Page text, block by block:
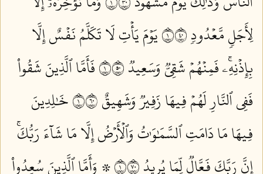
لِأَجَلٖ مَّعۡدُودٖ ١٠٤
يَوۡمَ يَأۡتِ لَا تَكَلَّمُ نَفۡسٌ إِلَّا
بِإِذۡنِهِۦۚ فَمِنۡهُمۡ شَقِيّٞ وَسَعِيدٞ ١٠٥
فَأَمَّا ٱلَّذِينَ شَقُواْ
فَفِي ٱلنَّارِ لَهُمۡ فِيهَا زَفِيرٞ وَشَهِيقٌ ١٠٦
خَٰلِدِينَ
فِيهَا مَا دَامَتِ ٱلسَّمَٰوَٰتُ وَٱلۡأَرۡضُ إِلَّا مَا شَآءَ رَبُّكَۚ
إِنَّ رَبَّكَ فَعَّالٞ لِّمَا يُرِيدُ ١٠٧
۞ وَأَمَّا ٱلَّذِينَ سُعِدُواْ